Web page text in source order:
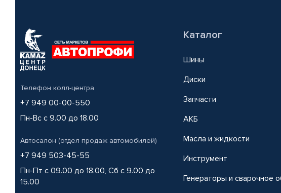
Телефон колл-центра
+7 949 00-00-550
Пн-Вс с 9.00 до 18.00
Автосалон (отдел продаж автомобилей)
+7 949 503-45-55
Пн-Пт с 09.00 до 18.00, Сб с 9.00 до
15.00
Каталог
Шины
Диски
Запчасти
АКБ
Масла и жидкости
Инструмент
Генераторы и сварочное